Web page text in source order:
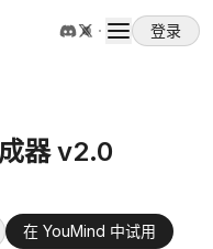
登录
器 v2.0
在 YouMind 中试用